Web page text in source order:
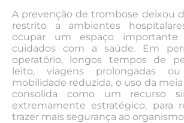
A prevenção de trombose deixou
restrito a ambientes
ocupar um espaço
cuidados com a saúde. Em
operatório, longos tempos de
leito, viagens prolongadas
mobilidade reduzida, o uso da
consolida como um recurso
extremamente estratégico, para
trazer mais segurança ao